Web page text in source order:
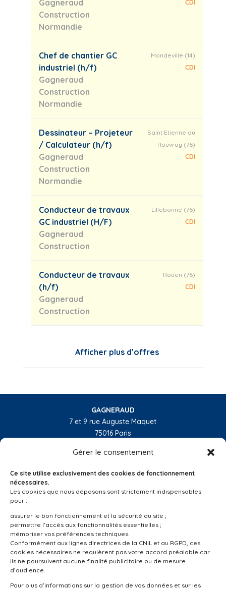
Gérer le consentement
Ce site utilise exclusivement des cookies de fonctionnement
nécessaires.
Les cookies que nous déposons sont strictement indispensables
pour :
assurer le bon fonctionnement et la sécurité du site ;
permettre l’accès aux fonctionnalités essentielles ;
mémoriser vos préférences techniques.
Conformément aux lignes directrices de la CNIL et au RGPD, ces
cookies nécessaires ne requièrent pas votre accord préalable car
ils ne poursuivent aucune finalité publicitaire ou de mesure
d’audience.
Pour plus d’informations sur la gestion de vos données et sur les
Gagneraud
Construction
Normandie
CDI
Chef de chantier GC
industriel (h/f)
Gagneraud
Construction
Normandie
Mondeville (14)
CDI
Dessinateur – Projeteur
/ Calculateur (h/f)
Gagneraud
Construction
Normandie
Saint Etienne du
Rouvray (76)
CDI
Conducteur de travaux
GC industriel (H/F)
Gagneraud
Construction
Lillebonne (76)
CDI
Conducteur de travaux
(h/f)
Gagneraud
Construction
Rouen (76)
CDI
Afficher plus d’offres
GAGNERAUD
7 et 9 rue Auguste Maquet
75016 Paris
Réalisations
Nous recrutons
Linkedin